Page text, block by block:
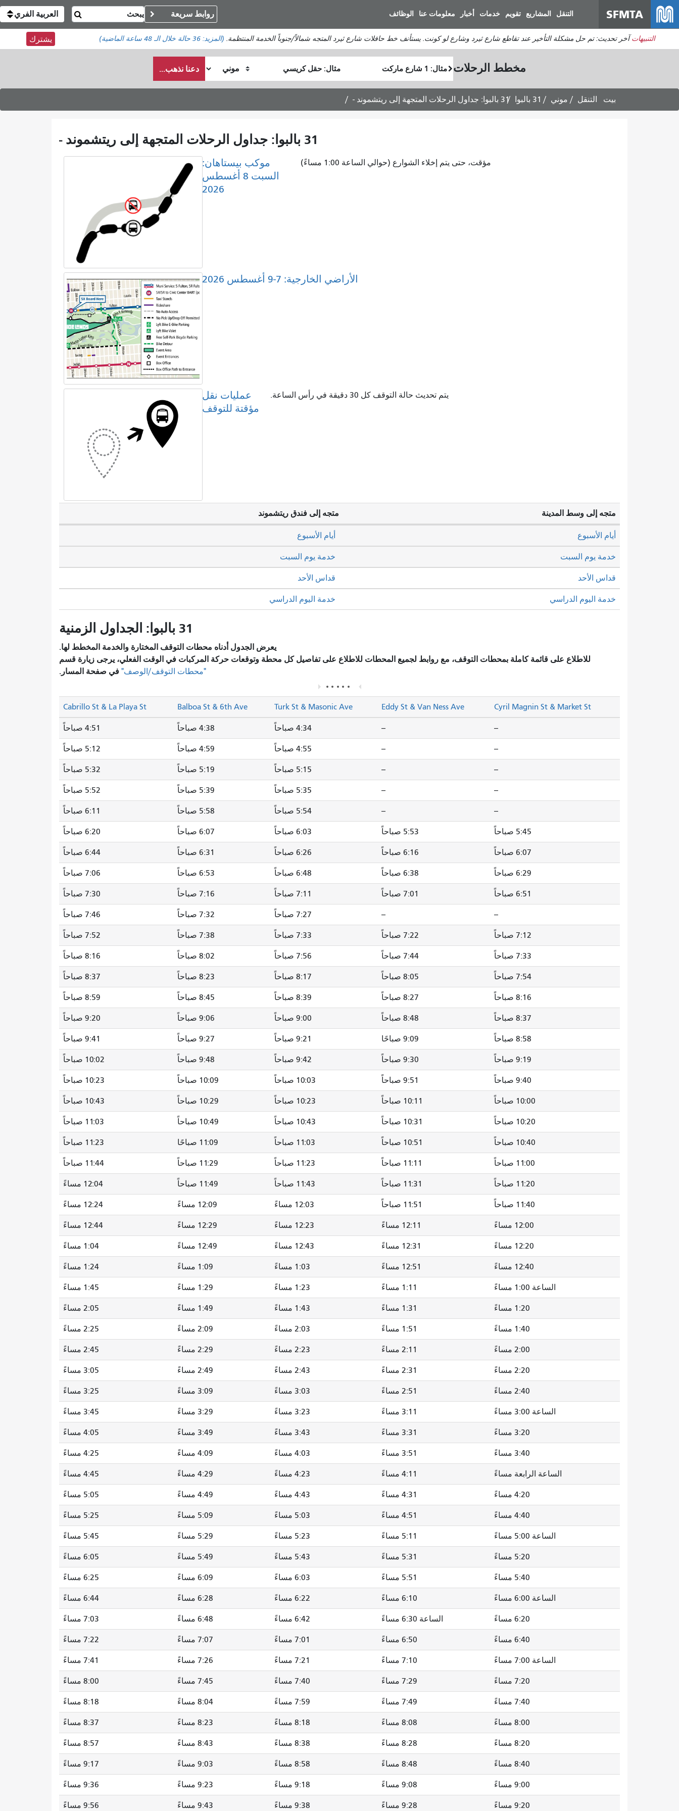
المحتوى
الرئيسي
SFMTA التنقل المشاريع تقويم خدمات أخبار معلومات عنا الوظائف روابط سريعة العربية الفري
التنبيهات آخر تحديث: تم حل مشكلة التأخير عند تقاطع شارع ثيرد وشارع لو كونت. يستأنف خط حافلات شارع ثيرد المتجه شمالاً/جنوباً الخدمة المنتظمة. (المزيد:36 حالة خلال الـ 48 ساعة الماضية) يشترك
مخطط الرحلات
البداية
النهاية
كيف
أرغب
السفر
دعنا نذهب...
بيت التنقل موني 31 بالبوا 31 بالبوا: جداول الرحلات المتجهة إلى ريتشموند -
31 بالبوا: جداول الرحلات المتجهة إلى ريتشموند -
موكب بيستاهان:
السبت 8 أغسطس
2026
مؤقت، حتى يتم إخلاء الشوارع (حوالي الساعة 1:00 مساءً)
الأراضي الخارجية: 7-9 أغسطس 2026
عمليات نقل
مؤقتة للتوقف
يتم تحديث حالة التوقف كل 30 دقيقة في رأس الساعة.
متجه إلى وسط المدينة متجه إلى فندق ريتشموند
خدمة يوم السبت خدمة يوم السبت
قداس الأحد قداس الأحد
أيام الأسبوع أيام الأسبوع
خدمة اليوم الدراسي خدمة اليوم الدراسي
31 بالبوا: الجداول الزمنية
يعرض الجدول أدناه محطات التوقف المختارة والخدمة المخطط لها.
للاطلاع على قائمة كاملة بمحطات التوقف، مع روابط لجميع المحطات للاطلاع على تفاصيل كل محطة وتوقعات حركة المركبات في الوقت الفعلي، يرجى زيارة قسم
"محطات التوقف/الوصف" في صفحة المسار.
Cyril Magnin St & Market St
Eddy St & Van Ness Ave
Turk St & Masonic Ave
Balboa St & 6th Ave
Cabrillo St & La Playa St
--
-- 4:34 صباحاً 4:38 صباحاً 4:51 صباحاً
--
-- 4:55 صباحاً 4:59 صباحاً 5:12 صباحاً
--
-- 5:15 صباحاً 5:19 صباحاً 5:32 صباحاً
--
-- 5:35 صباحاً 5:39 صباحاً 5:52 صباحاً
--
-- 5:54 صباحاً 5:58 صباحاً 6:11 صباحاً
5:45 صباحاً 5:53 صباحاً 6:03 صباحاً 6:07 صباحاً 6:20 صباحاً
6:07 صباحاً 6:16 صباحاً 6:26 صباحاً 6:31 صباحاً 6:44 صباحاً
6:29 صباحاً 6:38 صباحاً 6:48 صباحاً 6:53 صباحاً 7:06 صباحاً
6:51 صباحاً 7:01 صباحاً 7:11 صباحاً 7:16 صباحاً 7:30 صباحاً
--
-- 7:27 صباحاً 7:32 صباحاً 7:46 صباحاً
7:12 صباحاً 7:22 صباحاً 7:33 صباحاً 7:38 صباحاً 7:52 صباحاً
7:33 صباحاً 7:44 صباحاً 7:56 صباحاً 8:02 صباحاً 8:16 صباحاً
7:54 صباحاً 8:05 صباحاً 8:17 صباحاً 8:23 صباحاً 8:37 صباحاً
8:16 صباحاً 8:27 صباحاً 8:39 صباحاً 8:45 صباحاً 8:59 صباحاً
8:37 صباحاً 8:48 صباحاً 9:00 صباحاً 9:06 صباحاً 9:20 صباحاً
8:58 صباحاً 9:09 صباحًا 9:21 صباحاً 9:27 صباحاً 9:41 صباحاً
9:19 صباحاً 9:30 صباحاً 9:42 صباحاً 9:48 صباحاً 10:02 صباحاً
9:40 صباحاً 9:51 صباحاً 10:03 صباحاً 10:09 صباحاً 10:23 صباحاً
10:00 صباحاً 10:11 صباحاً 10:23 صباحاً 10:29 صباحاً 10:43 صباحاً
10:20 صباحاً 10:31 صباحاً 10:43 صباحاً 10:49 صباحاً 11:03 صباحاً
10:40 صباحاً 10:51 صباحاً 11:03 صباحاً 11:09 صباحًا 11:23 صباحاً
11:00 صباحاً 11:11 صباحاً 11:23 صباحاً 11:29 صباحاً 11:44 صباحاً
11:20 صباحاً 11:31 صباحاً 11:43 صباحاً 11:49 صباحاً 12:04 مساءً
11:40 صباحاً 11:51 صباحاً 12:03 مساءً 12:09 مساءً 12:24 مساءً
12:00 مساءً 12:11 مساءً 12:23 مساءً 12:29 مساءً 12:44 مساءً
12:20 مساءً 12:31 مساءً 12:43 مساءً 12:49 مساءً 1:04 مساءً
12:40 مساءً 12:51 مساءً 1:03 مساءً 1:09 مساءً 1:24 مساءً
الساعة 1:00 مساءً 1:11 مساءً 1:23 مساءً 1:29 مساءً 1:45 مساءً
1:20 مساءً 1:31 مساءً 1:43 مساءً 1:49 مساءً 2:05 مساءً
1:40 مساءً 1:51 مساءً 2:03 مساءً 2:09 مساءً 2:25 مساءً
2:00 مساءً 2:11 مساءً 2:23 مساءً 2:29 مساءً 2:45 مساءً
2:20 مساءً 2:31 مساءً 2:43 مساءً 2:49 مساءً 3:05 مساءً
2:40 مساءً 2:51 مساءً 3:03 مساءً 3:09 مساءً 3:25 مساءً
الساعة 3:00 مساءً 3:11 مساءً 3:23 مساءً 3:29 مساءً 3:45 مساءً
3:20 مساءً 3:31 مساءً 3:43 مساءً 3:49 مساءً 4:05 مساءً
3:40 مساءً 3:51 مساءً 4:03 مساءً 4:09 مساءً 4:25 مساءً
الساعة الرابعة مساءً 4:11 مساءً 4:23 مساءً 4:29 مساءً 4:45 مساءً
4:20 مساءً 4:31 مساءً 4:43 مساءً 4:49 مساءً 5:05 مساءً
4:40 مساءً 4:51 مساءً 5:03 مساءً 5:09 مساءً 5:25 مساءً
الساعة 5:00 مساءً 5:11 مساءً 5:23 مساءً 5:29 مساءً 5:45 مساءً
5:20 مساءً 5:31 مساءً 5:43 مساءً 5:49 مساءً 6:05 مساءً
5:40 مساءً 5:51 مساءً 6:03 مساءً 6:09 مساءً 6:25 مساءً
الساعة 6:00 مساءً 6:10 مساءً 6:22 مساءً 6:28 مساءً 6:44 مساءً
6:20 مساءً الساعة 6:30 مساءً 6:42 مساءً 6:48 مساءً 7:03 مساءً
6:40 مساءً 6:50 مساءً 7:01 مساءً 7:07 مساءً 7:22 مساءً
الساعة 7:00 مساءً 7:10 مساءً 7:21 مساءً 7:26 مساءً 7:41 مساءً
7:20 مساءً 7:29 مساءً 7:40 مساءً 7:45 مساءً 8:00 مساءً
7:40 مساءً 7:49 مساءً 7:59 مساءً 8:04 مساءً 8:18 مساءً
8:00 مساءً 8:08 مساءً 8:18 مساءً 8:23 مساءً 8:37 مساءً
8:20 مساءً 8:28 مساءً 8:38 مساءً 8:43 مساءً 8:57 مساءً
8:40 مساءً 8:48 مساءً 8:58 مساءً 9:03 مساءً 9:17 مساءً
9:00 مساءً 9:08 مساءً 9:18 مساءً 9:23 مساءً 9:36 مساءً
9:20 مساءً 9:28 مساءً 9:38 مساءً 9:43 مساءً 9:56 مساءً